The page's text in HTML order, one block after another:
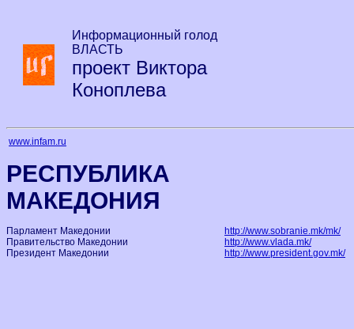
Информационный голод
ВЛАСТЬ
проект Виктора
Коноплева
www.infam.ru
РЕСПУБЛИКА
МАКЕДОНИЯ
Парламент Македонии
http://www.sobranie.mk/mk/
Правительство Македонии
http://www.vlada.mk/
Президент Македонии
http://www.president.gov.mk/